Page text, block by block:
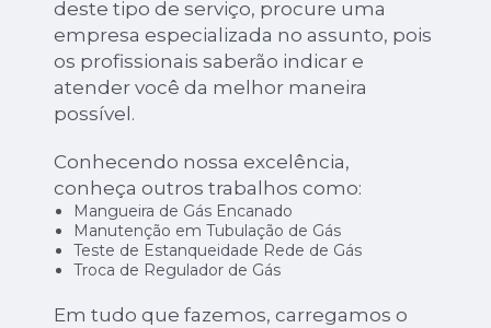
deste tipo de serviço, procure uma
empresa especializada no assunto, pois
os profissionais saberão indicar e
atender você da melhor maneira
possível.
Conhecendo nossa excelência,
conheça outros trabalhos como:
Mangueira de Gás Encanado
Manutenção em Tubulação de Gás
Teste de Estanqueidade Rede de Gás
Troca de Regulador de Gás
Em tudo que fazemos, carregamos o